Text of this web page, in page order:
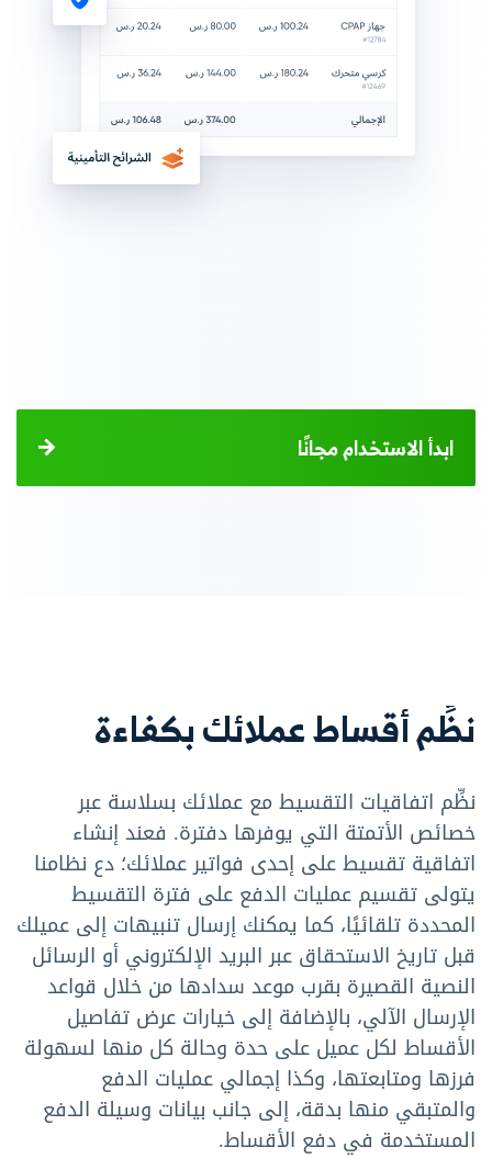
ابدأ الاستخدام مجانًا
نظِّم أقساط عملائك بكفاءة
نظِّم اتفاقيات التقسيط مع عملائك بسلاسة عبر
خصائص الأتمتة التي يوفرها دفترة. فعند إنشاء
اتفاقية تقسيط على إحدى فواتير عملائك؛ دع نظامنا
يتولى تقسيم عمليات الدفع على فترة التقسيط
المحددة تلقائيًا، كما يمكنك إرسال تنبيهات إلى عميلك
قبل تاريخ الاستحقاق عبر البريد الإلكتروني أو الرسائل
النصية القصيرة بقرب موعد سدادها من خلال قواعد
الإرسال الآلي، بالإضافة إلى خيارات عرض تفاصيل
الأقساط لكل عميل على حدة وحالة كل منها لسهولة
فرزها ومتابعتها، وكذا إجمالي عمليات الدفع
والمتبقي منها بدقة، إلى جانب بيانات وسيلة الدفع
المستخدمة في دفع الأقساط.